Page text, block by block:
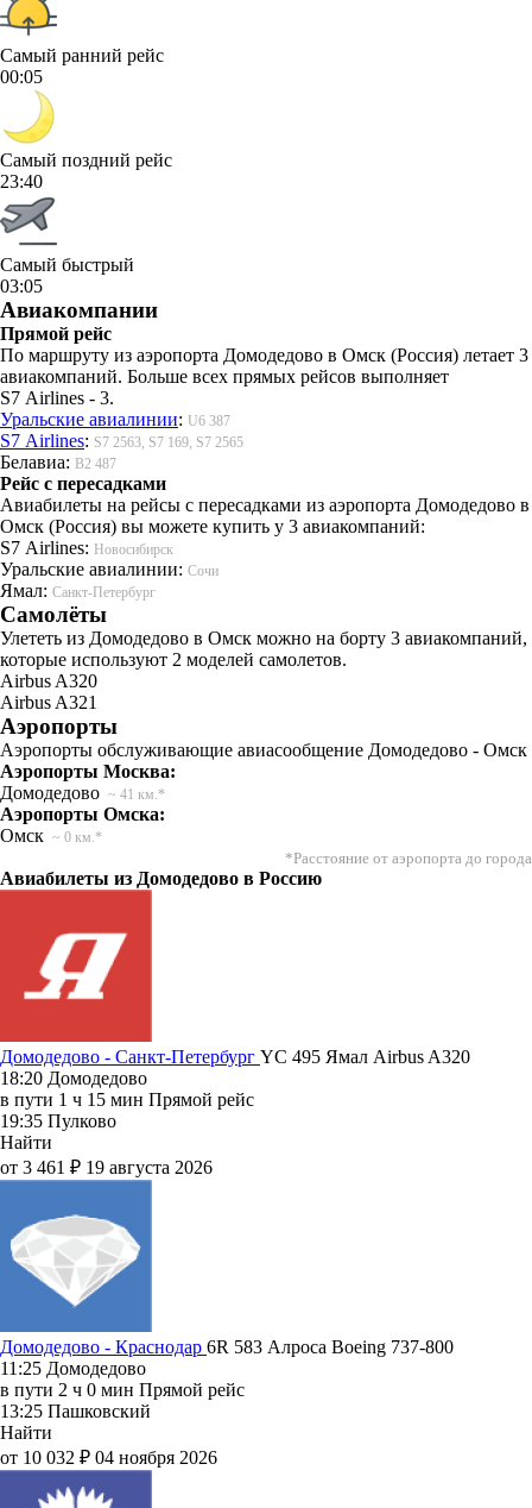
Самый ранний рейс
00:05
Самый поздний рейс
23:40
Самый быстрый
03:05
Авиакомпании
Прямой рейс
По маршруту из аэропорта Домодедово в Омск (Россия) летает 3
авиакомпаний. Больше всех прямых рейсов выполняет
S7 Airlines - 3.
Уральские авиалинии: U6 387
S7 Airlines: S7 2563, S7 169, S7 2565
Белавиа: B2 487
Рейс с пересадками
Авиабилеты на рейсы с пересадками из аэропорта Домодедово в
Омск (Россия) вы можете купить у 3 авиакомпаний:
S7 Airlines: Новосибирск
Уральские авиалинии: Сочи
Ямал: Санкт-Петербург
Самолёты
Улететь из Домодедово в Омск можно на борту 3 авиакомпаний,
которые используют 2 моделей самолетов.
Airbus A320
Airbus A321
Аэропорты
Аэропорты обслуживающие авиасообщение Домодедово - Омск
Аэропорты Москва:
Домодедово ~ 41 км.*
Аэропорты Омска:
Омск ~ 0 км.*
*Расстояние от аэропорта до города
Авиабилеты из Домодедово в Россию
Домодедово - Санкт-Петербург YC 495 Ямал Airbus A320
18:20 Домодедово
в пути 1 ч 15 мин Прямой рейс
19:35 Пулково
Найти
от 3 461 ₽ 19 августа 2026
Домодедово - Краснодар 6R 583 Алроса Boeing 737-800
11:25 Домодедово
в пути 2 ч 0 мин Прямой рейс
13:25 Пашковский
Найти
от 10 032 ₽ 04 ноября 2026